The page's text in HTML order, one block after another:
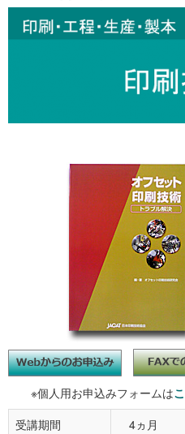
※個人用お申込みフォームは
受講期間
4ヵ月